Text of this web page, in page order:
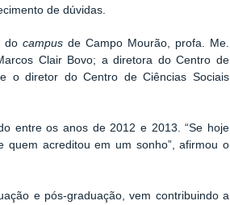
de dúvidas.
docampus de Campo Mourão, profa. Me.
Clair Bovo; a diretora do Centro de
o diretor do Centro de Ciências Sociais
entre os anos de 2012 e 2013. “Se hoje
quem acreditou em um sonho”, afirmou o
e pós-graduação, vem contribuindo a